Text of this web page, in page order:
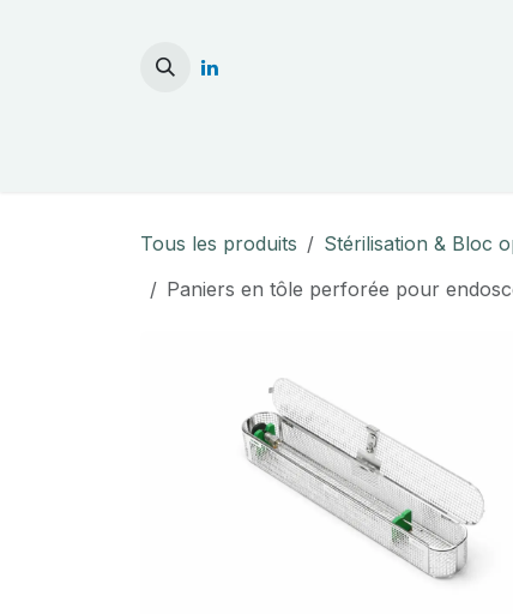
Tous les produits Stérilisation & Bloc
Paniers en tôle perforée pour